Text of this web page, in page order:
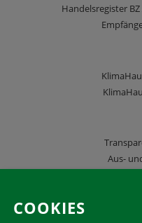
Handelsregister
Aus-
COOKIES